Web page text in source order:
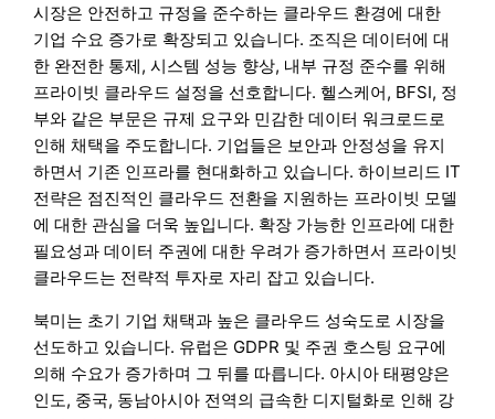
시장은 안전하고 규정을 준수하는 클라우드 환경에 대한
기업 수요 증가로 확장되고 있습니다. 조직은 데이터에 대
한 완전한 통제, 시스템 성능 향상, 내부 규정 준수를 위해
프라이빗 클라우드 설정을 선호합니다. 헬스케어, BFSI, 정
부와 같은 부문은 규제 요구와 민감한 데이터 워크로드로
인해 채택을 주도합니다. 기업들은 보안과 안정성을 유지
하면서 기존 인프라를 현대화하고 있습니다. 하이브리드 IT
전략은 점진적인 클라우드 전환을 지원하는 프라이빗 모델
에 대한 관심을 더욱 높입니다. 확장 가능한 인프라에 대한
필요성과 데이터 주권에 대한 우려가 증가하면서 프라이빗
클라우드는 전략적 투자로 자리 잡고 있습니다.
북미는 초기 기업 채택과 높은 클라우드 성숙도로 시장을
선도하고 있습니다. 유럽은 GDPR 및 주권 호스팅 요구에
의해 수요가 증가하며 그 뒤를 따릅니다. 아시아 태평양은
인도, 중국, 동남아시아 전역의 급속한 디지털화로 인해 강